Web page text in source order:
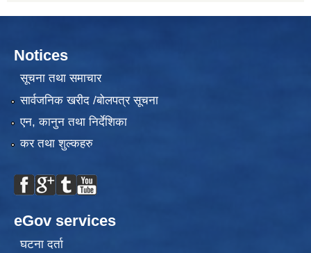
Notices
सूचना तथा समाचार
सार्वजनिक खरीद /बोलपत्र सूचना
एन, कानुन तथा निर्देशिका
कर तथा शुल्कहरु
eGov services
घटना दर्ता